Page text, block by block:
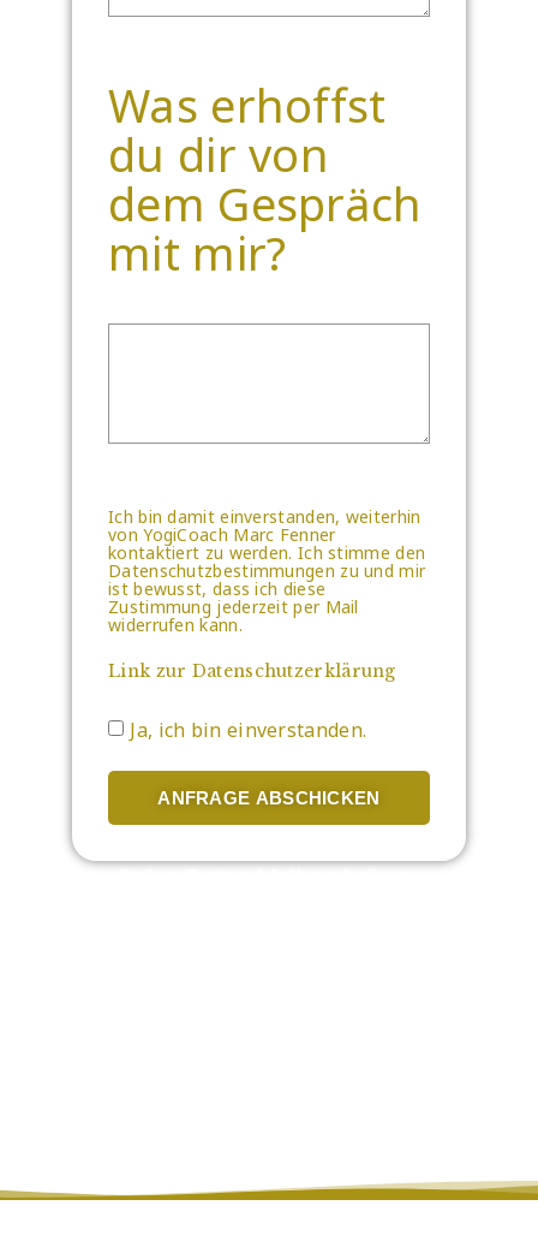
Was erhoffst
du dir von
dem Gespräch
mit mir?
Ich bin damit einverstanden, weiterhin
von YogiCoach Marc Fenner
kontaktiert zu werden. Ich stimme den
Datenschutzbestimmungen zu und mir
ist bewusst, dass ich diese
Zustimmung jederzeit per Mail
widerrufen kann.
Link zur Datenschutzerklärung
Ja, ich bin einverstanden.
ANFRAGE ABSCHICKEN